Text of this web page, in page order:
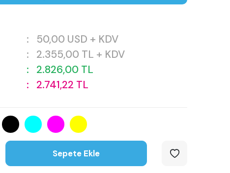
: 50,00 USD + KDV
: 2.355,00 TL + KDV
: 2.826,00 TL
: 2.741,22 TL
Sepete Ekle